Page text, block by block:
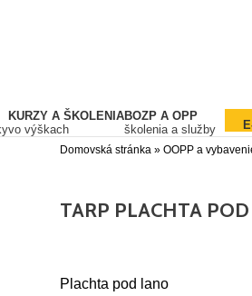
KURZY A ŠKOLENIA
vo výškach
BOZP A OPP
školenia a služby
Domovská stránka » OOPP a
TARP PLACHTA
Plachta pod lano